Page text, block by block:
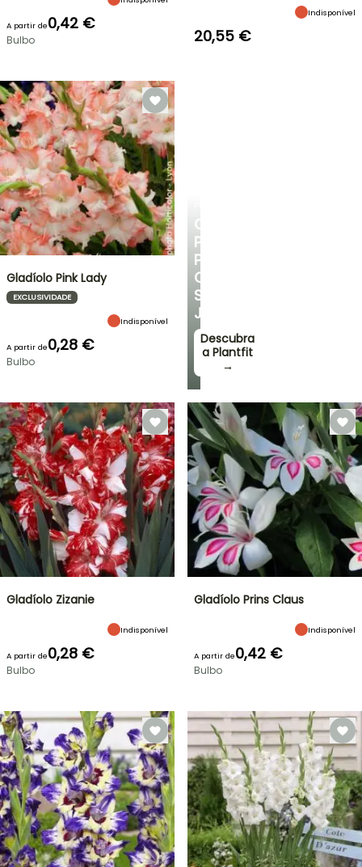
CONSELHOS
PERSONALIZADOS
PARA
O
SEU
JARDIM
Descubra
a Plantfit
→
A partir de0,42 €
Bulbo
Indisponível
20,55 €
Gladíolo Pink Lady
EXCLUSIVIDADE
Indisponível
A partir de0,28 €
Bulbo
Gladíolo Zizanie
Indisponível
A partir de0,28 €
Bulbo
Gladíolo Prins Claus
Indisponível
A partir de0,42 €
Bulbo